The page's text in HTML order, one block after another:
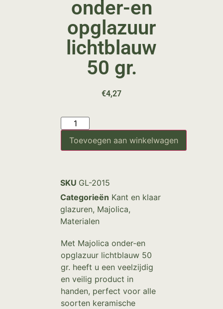
onder-en
opglazuur
lichtblauw
50 gr.
€4,27
Toevoegen aan winkelwagen
SKU GL-2015
Categorieën Kant en klaar
glazuren, Majolica,
Materialen
Met Majolica onder-en
opglazuur lichtblauw 50
gr. heeft u een veelzijdig
en veilig product in
handen, perfect voor alle
soorten keramische